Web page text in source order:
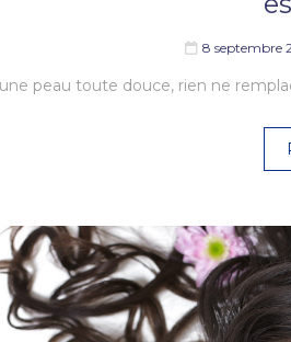
8 septembre
peau toute douce, rien ne